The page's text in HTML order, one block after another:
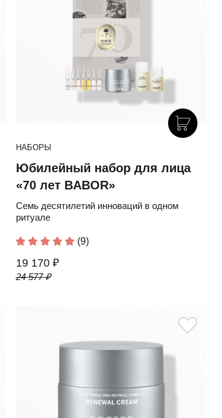
НАБОРЫ
Юбилейный набор для лица
«70 лет BABOR»
Семь десятилетий инноваций в одном
ритуале
(9)
19 170 ₽
24 577 ₽